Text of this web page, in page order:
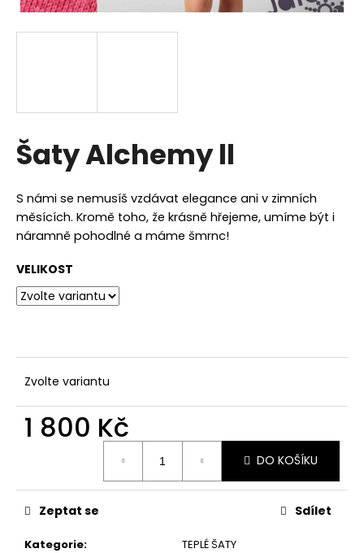
Šaty Alchemy ll
S námi se nemusíš vzdávat elegance ani v zimních
měsících. Kromě toho, že krásně hřejeme, umíme být i
náramně pohodlné a máme šmrnc!
VELIKOST
Zvolte variantu
1 800 Kč
DO KOŠÍKU
Kategorie:
TEPLÉ ŠATY
Zeptat se Sdílet
a
j
?
D
o
p
o
u
j
e
m